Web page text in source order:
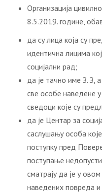
Организација
8.5.2019. године,
да су лица која су
идентична лицима
социјални рад;
да је тачно име З. З,
све особе наведене
сведоци које су
да је Центар за
саслушању особа
поступку пред
поступање
сматрају да је у
наведених повреда